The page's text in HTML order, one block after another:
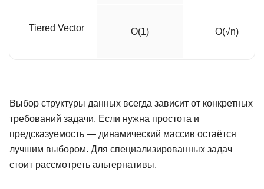
Tiered Vector O(1) O(√n)
Выбор структуры данных всегда зависит от конкретных
требований задачи. Если нужна простота и
предсказуемость — динамический массив остаётся
лучшим выбором. Для специализированных задач
стоит рассмотреть альтернативы.